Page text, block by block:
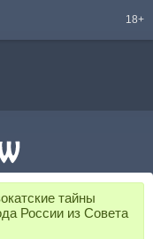
18+
тайны
России из Совета